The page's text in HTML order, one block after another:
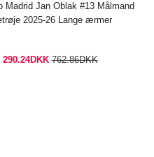
Madrid Jan Oblak #13 Målmand
2025-26 Lange ærmer
290.24DKK 762.86DKK